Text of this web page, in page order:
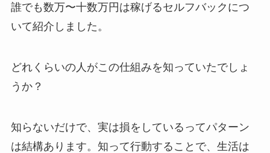
誰でも数万〜十数万円は稼げるセルフバックにつ
いて紹介しました。
どれくらいの人がこの仕組みを知っていたでしょ
うか？
知らないだけで、実は損をしているってパターン
は結構あります。知って行動することで、生活は